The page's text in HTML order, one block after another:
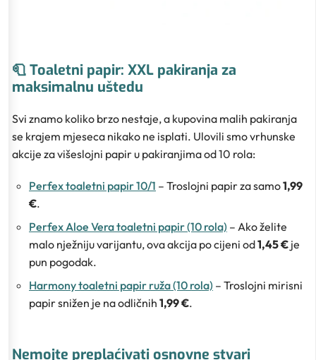
🧻 Toaletni papir: XXL pakiranja za
maksimalnu uštedu
Svi znamo koliko brzo nestaje, a kupovina malih pakiranja
se krajem mjeseca nikako ne isplati. Ulovili smo vrhunske
akcije za višeslojni papir u pakiranjima od 10 rola:
Perfex toaletni papir 10/1 – Troslojni papir za samo1,99
€.
Perfex Aloe Vera toaletni papir (10 rola) – Ako želite
malo nježniju varijantu, ova akcija po cijeni od1,45 € je
pun pogodak.
Harmony toaletni papir ruža (10 rola) – Troslojni mirisni
papir snižen je na odličnih 1,99 €.
Nemojte preplaćivati osnovne stvari